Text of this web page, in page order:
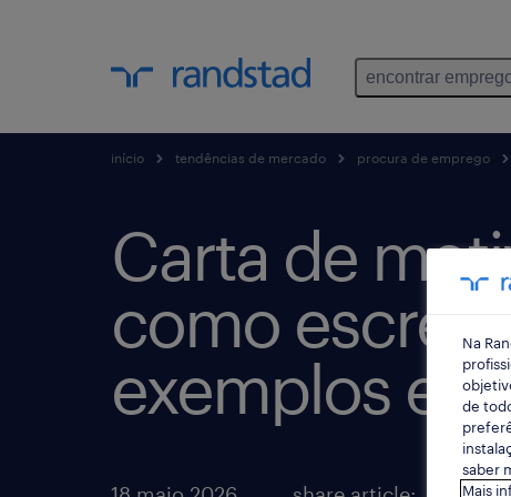
encontrar
início tendências de mercado procura de emprego
Carta de
como
exemplos e
Na
de
saber
Mais